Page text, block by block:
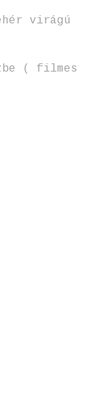
virágú
( filmes